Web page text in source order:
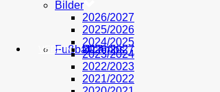
U17
Fußballcamps
2026/2027
VEREIN
Bilder
2026/2027
2025/2026
2024/2025
2023/2024
2022/2023
2021/2022